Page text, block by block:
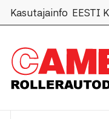
Kasutajainfo VALI
EESTI